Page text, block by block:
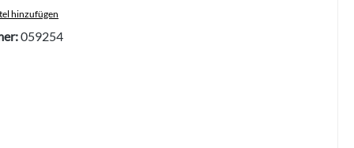
hinzufügen
059254